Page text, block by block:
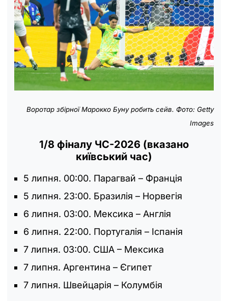
Воротар збірної Марокко Буну робить сейв. Фото: Getty
Images
1/8 фіналу ЧС-2026 (вказано
київський час)
5 липня. 00:00. Парагвай – Франція
5 липня. 23:00. Бразилія – Норвегія
6 липня. 03:00. Мексика – Англія
6 липня. 22:00. Португалія – Іспанія
7 липня. 03:00. США – Мексика
7 липня. Аргентина – Єгипет
7 липня. Швейцарія – Колумбія